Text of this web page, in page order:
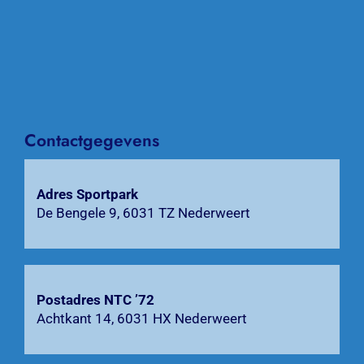
Bardienst
Contact
Zoeken
naar:
Contactgegevens
Adres Sportpark
De Bengele 9, 6031 TZ Nederweert
Postadres NTC ’72
Achtkant 14, 6031 HX Nederweert